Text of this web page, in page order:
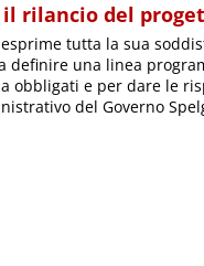
il rilancio del
esprime tutta la sua
definire una linea
obbligati e per dare le
del Governo